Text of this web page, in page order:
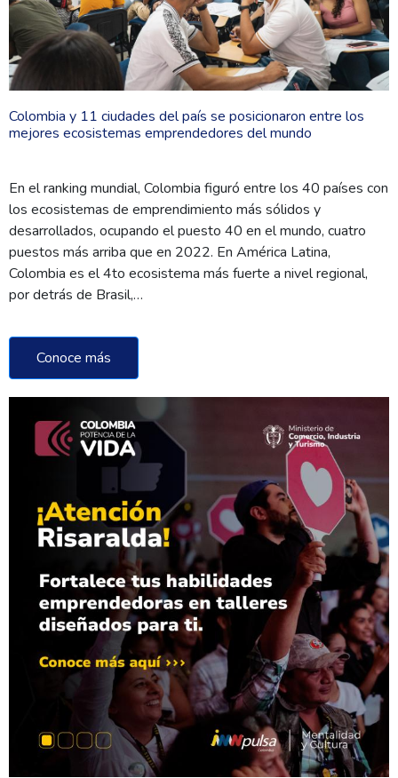
Colombia y 11 ciudades del país se posicionaron entre los
mejores ecosistemas emprendedores del mundo
En el ranking mundial, Colombia figuró entre los 40 países con
los ecosistemas de emprendimiento más sólidos y
desarrollados, ocupando el puesto 40 en el mundo, cuatro
puestos más arriba que en 2022. En América Latina,
Colombia es el 4to ecosistema más fuerte a nivel regional,
por detrás de Brasil,…
Conoce más